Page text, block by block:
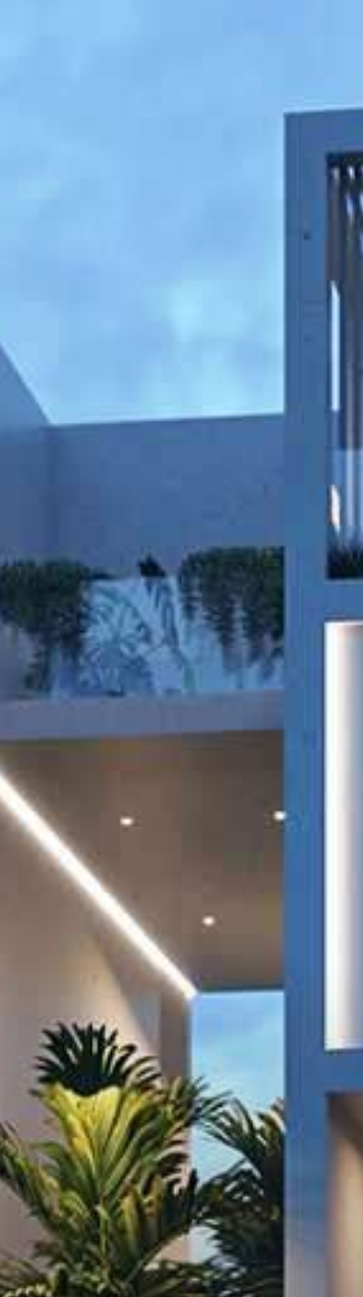
Купить
Аренда
Продажа
Новостройки
AX Journal
Каталоги
Агенты
About Us